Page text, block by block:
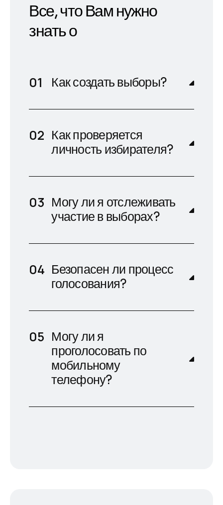
Все, что Вам нужно
знать о
Как создать выборы?
Как проверяется
личность избирателя?
Могу ли я отслеживать
участие в выборах?
Безопасен ли процесс
голосования?
Могу ли я
проголосовать по
мобильному
телефону?